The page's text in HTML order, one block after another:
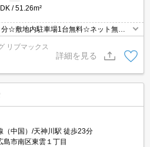
51.26m²
☆敷地内駐車場1台無料☆ネット無料
不在時にうれしい宅配ボックス☆都市
機能・浴室乾燥機など水回り設備充実♪
があり住環境良好☆彡
リブマックス
詳細を見る
（中国）/天神川駅 徒歩23分
島市南区東雲１丁目